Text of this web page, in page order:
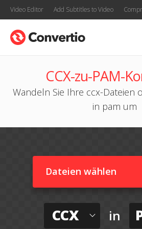
Video Editor Add Subtitles to Video
CCX-zu-PAM-
Wandeln Sie Ihre ccx-Dateien
in pam um
Dateien wählen
CCX in